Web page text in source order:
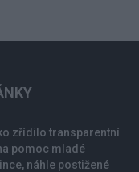
zřídilo transparentní
pomoc mladé
náhle postižené